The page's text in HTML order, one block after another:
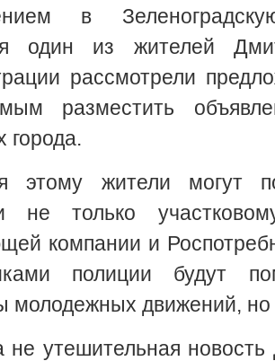
в
один из жителей
рассмотрели
разместить
города.
этому жители могут
не только
компании и
полиции будут
молодежных движений,
утешительная